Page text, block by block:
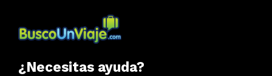
¿Necesitas ayuda?